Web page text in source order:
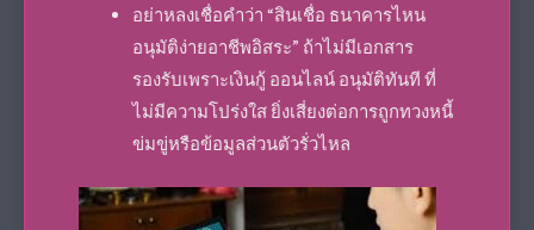
อย่าหลงเชื่อคำว่า “สินเชื่อ ธนาคารไหน
อนุมัติง่ายอาชีพอิสระ” ถ้าไม่มีเอกสาร
รองรับเพราะเงินกู้ ออนไลน์ อนุมัติทันที ที่
ไม่มีความโปร่งใส ยิ่งเสี่ยงต่อการถูกทวงหนี้
ข่มขู่หรือข้อมูลส่วนตัวรั่วไหล